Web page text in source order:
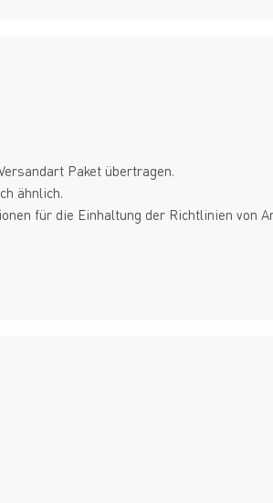
Paket übertragen.
ähnlich.
für die Einhaltung der Richtlinien von